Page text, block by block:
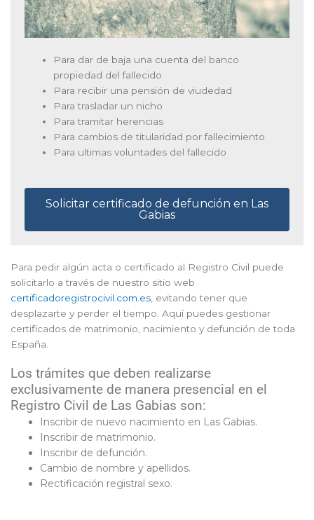
Para dar de baja una cuenta del banco
propiedad del fallecido
Para recibir una pensión de viudedad
Para trasladar un nicho
Para tramitar herencias
Para cambios de titularidad por fallecimiento
Para ultimas voluntades del fallecido
Solicitar certificado de defunción en Las
Gabias
Para pedir algún acta o certificado al Registro Civil puede
solicitarlo a través de nuestro sitio web
certificadoregistrocivil.com.es, evitando tener que
desplazarte y perder el tiempo. Aquí puedes gestionar
certificados de matrimonio, nacimiento y defunción de toda
España.
Los trámites que deben realizarse
exclusivamente de manera presencial en el
Registro Civil de Las Gabias son:
Inscribir de nuevo nacimiento en Las Gabias.
Inscribir de matrimonio.
Inscribir de defunción.
Cambio de nombre y apellidos.
Rectificación registral sexo.